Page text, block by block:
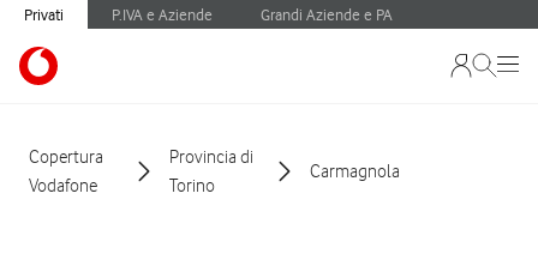
Privati P.IVA e Aziende Grandi Aziende e PA
Copertura
Vodafone
Provincia di
Torino
Carmagnola